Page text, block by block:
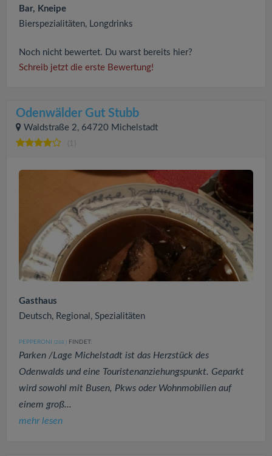
Bar, Kneipe
Bierspezialitäten, Longdrinks
Noch nicht bewertet. Du warst bereits hier?
Schreib jetzt die erste Bewertung!
Odenwälder Gut Stubb
Waldstraße 2, 64720 Michelstadt
(1)
Gasthaus
Deutsch, Regional, Spezialitäten
PEPPERONI (268 ) FINDET:
Parken /Lage Michelstadt ist das Herzstück des
Odenwalds und eine Touristenanziehungspunkt. Geparkt
wird sowohl mit Busen, Pkws oder Wohnmobilien auf
einem groß...
mehr lesen